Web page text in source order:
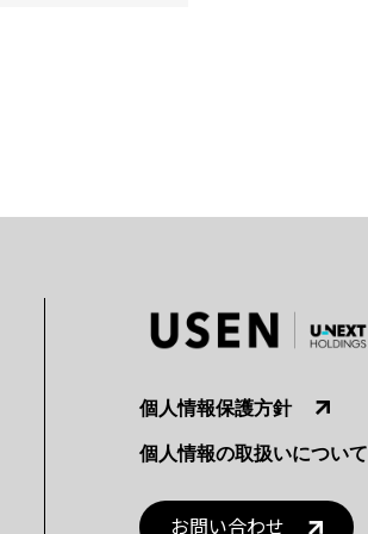
個人情報保護方針
個人情報の取扱いについて
お問い合わせ